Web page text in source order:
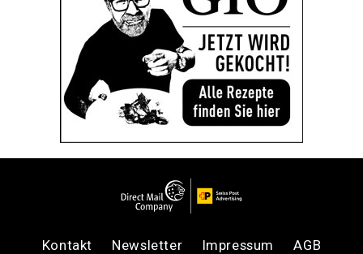
Kontakt Newsletter Impressum AGB